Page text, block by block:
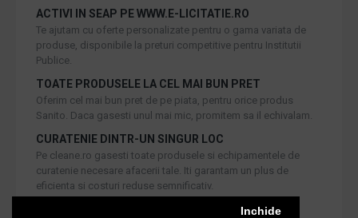
Inchide
ACTIVI IN SEAP PE WWW.E-LICITATIE.RO
Te ajutam cu oferte personalizate pentru o gama variata de
produse, disponibile la preturi competitive pentru Institutii
Publice.
TOATE PRODUSELE LA CEL MAI BUN PRET
Oferim cel mai bun pret de pe piata, pentru orice produs
Sanito. Daca gasesti unul mai mic, promitem sa il echivalam.
CURATENIE DINTR-UN SINGUR LOC
Pe cleane.ro gasesti toate produsele si echipamentele de
curatenie necesare afacerii tale. Iti garantam un plus de
eficienta si costuri reduse semnificativ.